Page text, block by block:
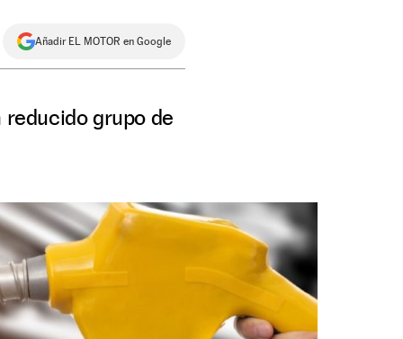
Añadir EL MOTOR en Google
reducido grupo de